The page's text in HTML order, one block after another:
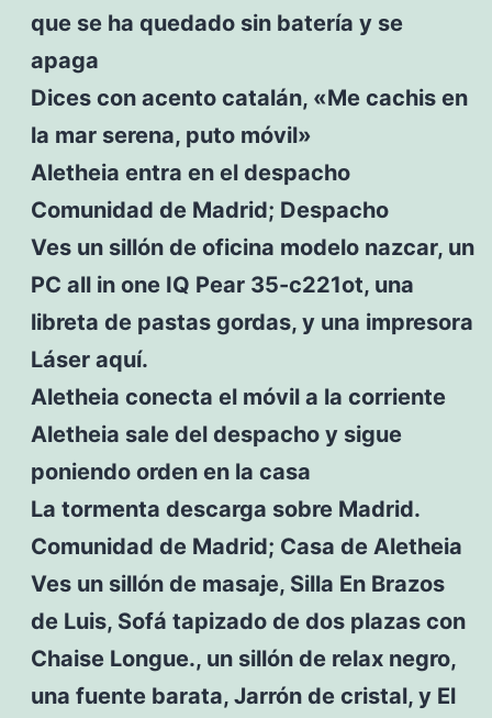
que se ha quedado sin batería y se
apaga
Dices con acento catalán, «Me cachis en
la mar serena, puto móvil»
Aletheia entra en el despacho
Comunidad de Madrid; Despacho
Ves un sillón de oficina modelo nazcar, un
PC all in one IQ Pear 35-c221ot, una
libreta de pastas gordas, y una impresora
Láser aquí.
Aletheia conecta el móvil a la corriente
Aletheia sale del despacho y sigue
poniendo orden en la casa
La tormenta descarga sobre Madrid.
Comunidad de Madrid; Casa de Aletheia
Ves un sillón de masaje, Silla En Brazos
de Luis, Sofá tapizado de dos plazas con
Chaise Longue., un sillón de relax negro,
una fuente barata, Jarrón de cristal, y El